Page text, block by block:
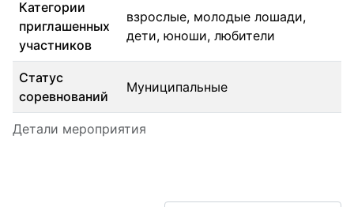
Детали мероприятия
Категории
приглашенных
участников
взрослые, молодые лошади,
дети, юноши, любители
Статус
соревнований
Муниципальные